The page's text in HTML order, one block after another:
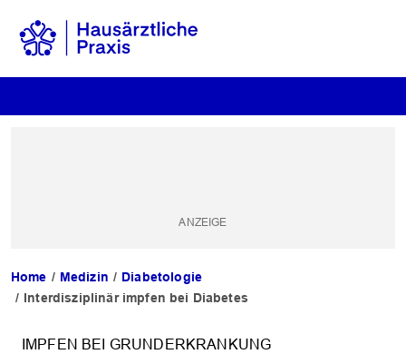
Home Medizin
Diabetologie
Interdisziplinär impfen bei Diabetes
IMPFEN BEI GRUNDERKRANKUNG